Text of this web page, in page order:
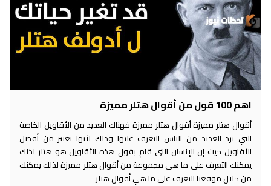
اهم 100 قول من أقوال هتلر مميزة
أقوال هتلر مميزة أقوال هتلر مميزة فهناك العديد من الأقاويل الخاصة
التي يرد العديد من الناس التعرف عليها وذلك لأنها تعتبر من أفضل
الأقاويل حيث إن الإنسان التي قام بقول هذه الأقاويل هو هتلر لذلك
يمكنك التعرف على ما هي مجموعة من أقوال هتلر مميزة لذلك يمكنك
من خلال موقعنا التعرف على ما هي أقوال هتلر